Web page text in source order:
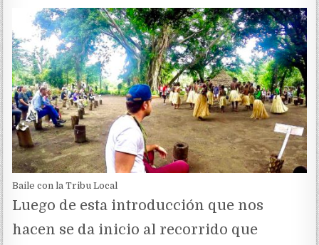
Baile con la Tribu Local
Luego de esta introducción que nos
hacen se da inicio al recorrido que